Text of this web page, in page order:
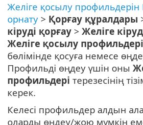
Желіге қосылу профильдерін
орнату > Қорғау құралдары
кіруді қорғау > Желіге
Желіге қосылу профильдері
бөлімінде қосуға немесе
Профильді өңдеу үшін оны
профильдері терезесінің
керек.
Келесі профильдер алдын
оларды өңдеу/жою мүмкін